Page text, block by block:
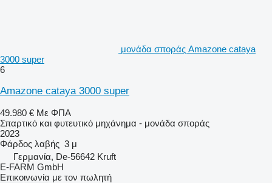
μονάδα σποράς Amazone cataya
3000 super
6
Amazone cataya 3000 super
49.980 € Με ΦΠΑ
Σπαρτικό και φυτευτικό μηχάνημα - μονάδα σποράς
2023
Φάρδος λαβής 3 μ
Γερμανία, De-56642 Kruft
E-FARM GmbH
Επικοινωνία με τον πωλητή